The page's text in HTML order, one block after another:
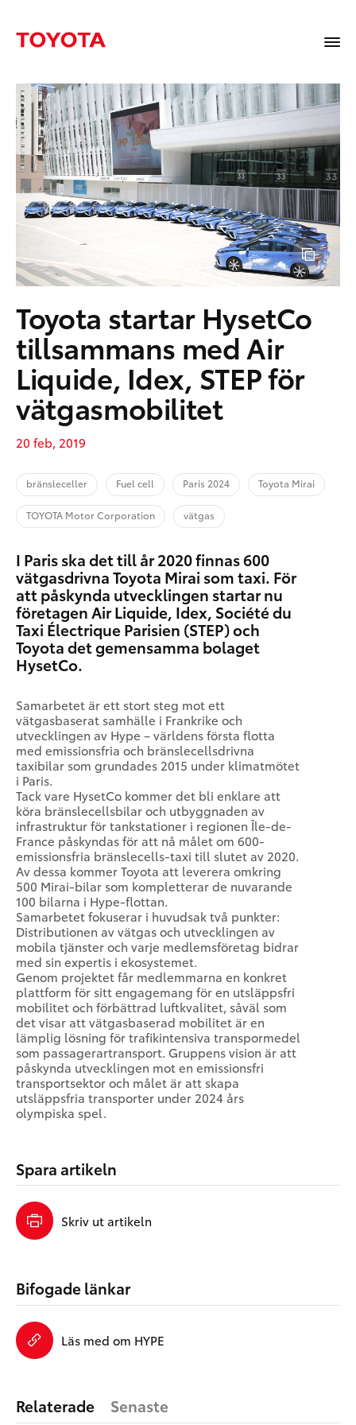
Toyota startar HysetCo
tillsammans med Air
Liquide, Idex, STEP för
vätgasmobilitet
20 feb, 2019
bränsleceller Fuel cell Paris 2024 Toyota Mirai
TOYOTA Motor Corporation vätgas
I Paris ska det till år 2020 finnas 600
vätgasdrivna Toyota Mirai som taxi. För
att påskynda utvecklingen startar nu
företagen Air Liquide, Idex, Société du
Taxi Électrique Parisien (STEP) och
Toyota det gemensamma bolaget
HysetCo.
Samarbetet är ett stort steg mot ett
vätgasbaserat samhälle i Frankrike och
utvecklingen av Hype – världens första flotta
med emissionsfria och bränslecellsdrivna
taxibilar som grundades 2015 under klimatmötet
i Paris.
Tack vare HysetCo kommer det bli enklare att
köra bränslecellsbilar och utbyggnaden av
infrastruktur för tankstationer i regionen Île-de-
France påskyndas för att nå målet om 600-
emissionsfria bränslecells-taxi till slutet av 2020.
Av dessa kommer Toyota att leverera omkring
500 Mirai-bilar som kompletterar de nuvarande
100 bilarna i Hype-flottan.
Samarbetet fokuserar i huvudsak två punkter:
Distributionen av vätgas och utvecklingen av
mobila tjänster och varje medlemsföretag bidrar
med sin expertis i ekosystemet.
Genom projektet får medlemmarna en konkret
plattform för sitt engagemang för en utsläppsfri
mobilitet och förbättrad luftkvalitet, såväl som
det visar att vätgasbaserad mobilitet är en
lämplig lösning för trafikintensiva transpormedel
som passagerartransport. Gruppens vision är att
påskynda utvecklingen mot en emissionsfri
transportsektor och målet är att skapa
utsläppsfria transporter under 2024 års
olympiska spel.
Spara artikeln
Skriv ut artikeln
Bifogade länkar
Läs med om HYPE
Relaterade
Senaste